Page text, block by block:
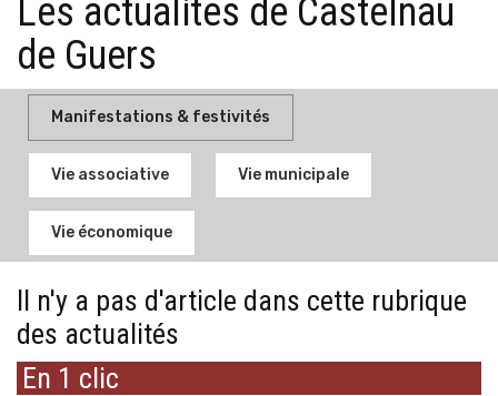
Les actualités de Castelnau
de Guers
Manifestations & festivités
Vie associative Vie municipale
Vie économique
Il n'y a pas d'article dans cette rubrique
des actualités
En 1 clic